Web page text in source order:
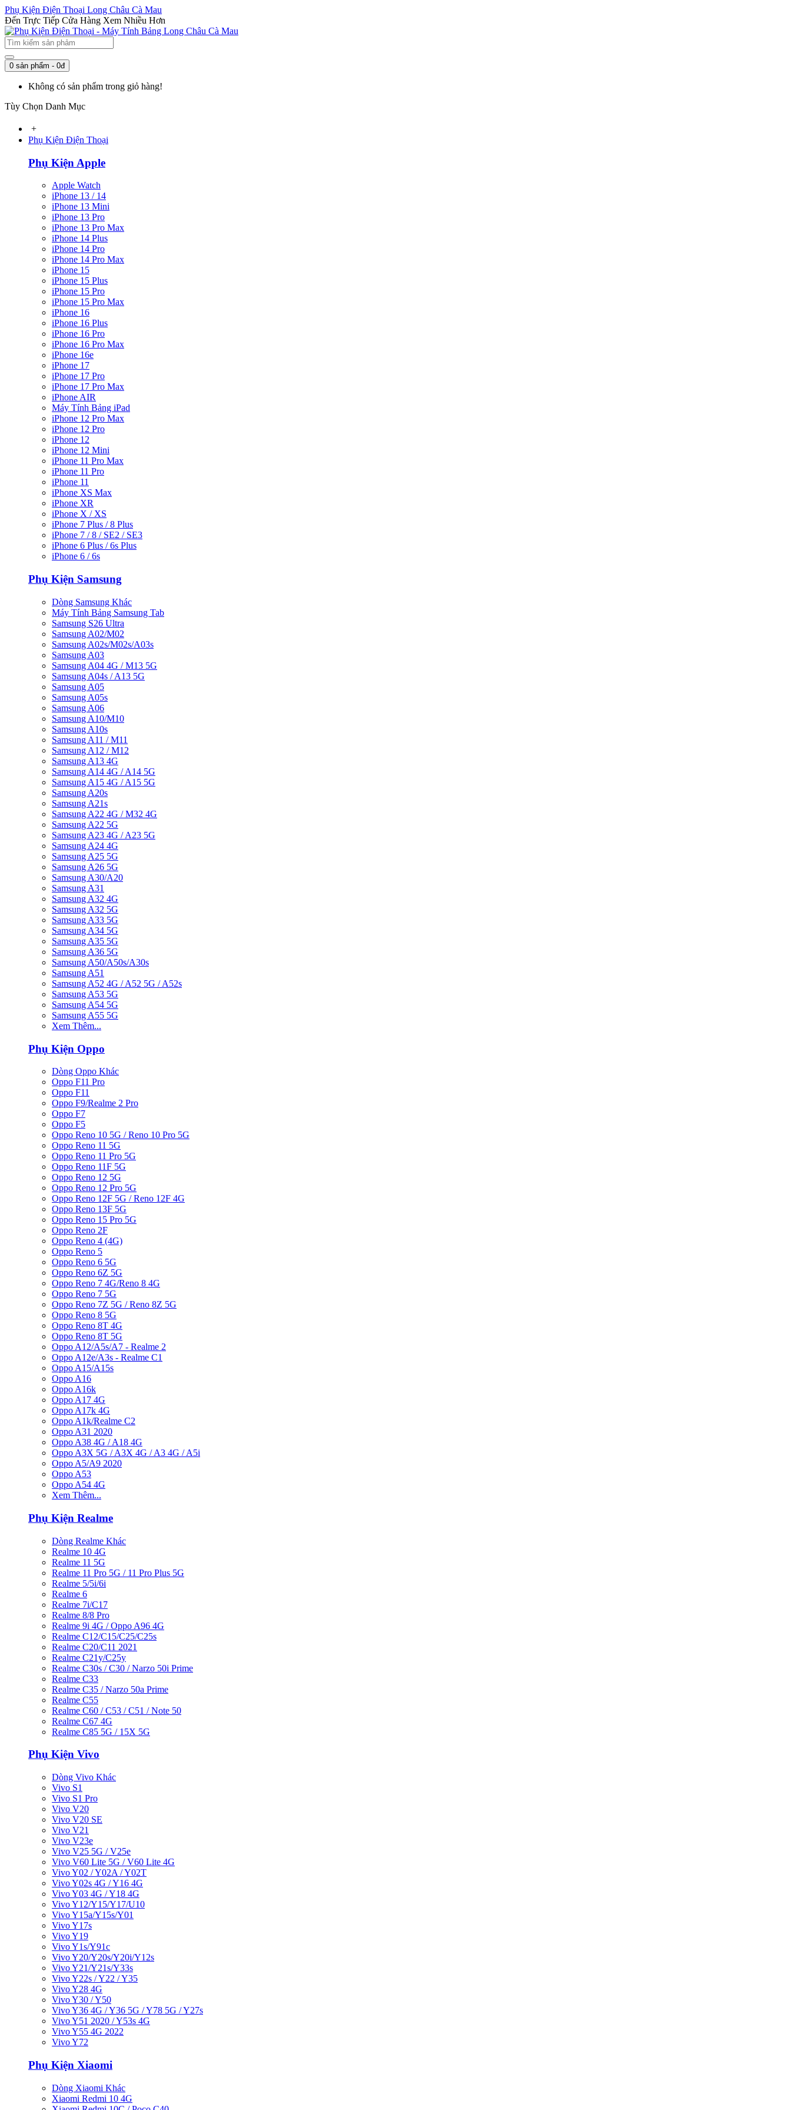
Phụ Kiện Điện Thoại Long Châu Cà Mau
Đến Trực Tiếp Cửa Hàng Xem Nhiều Hơn
0 sản phẩm - 0đ
Không có sản phẩm trong giỏ hàng!
Tùy Chọn Danh Mục
+
Phụ Kiện Điện Thoại
Phụ Kiện Apple
Apple Watch
iPhone 13 / 14
iPhone 13 Mini
iPhone 13 Pro
iPhone 13 Pro Max
iPhone 14 Plus
iPhone 14 Pro
iPhone 14 Pro Max
iPhone 15
iPhone 15 Plus
iPhone 15 Pro
iPhone 15 Pro Max
iPhone 16
iPhone 16 Plus
iPhone 16 Pro
iPhone 16 Pro Max
iPhone 16e
iPhone 17
iPhone 17 Pro
iPhone 17 Pro Max
iPhone AIR
Máy Tính Bảng iPad
iPhone 12 Pro Max
iPhone 12 Pro
iPhone 12
iPhone 12 Mini
iPhone 11 Pro Max
iPhone 11 Pro
iPhone 11
iPhone XS Max
iPhone XR
iPhone X / XS
iPhone 7 Plus / 8 Plus
iPhone 7 / 8 / SE2 / SE3
iPhone 6 Plus / 6s Plus
iPhone 6 / 6s
Phụ Kiện Samsung
Dòng Samsung Khác
Máy Tính Bảng Samsung Tab
Samsung S26 Ultra
Samsung A02/M02
Samsung A02s/M02s/A03s
Samsung A03
Samsung A04 4G / M13 5G
Samsung A04s / A13 5G
Samsung A05
Samsung A05s
Samsung A06
Samsung A10/M10
Samsung A10s
Samsung A11 / M11
Samsung A12 / M12
Samsung A13 4G
Samsung A14 4G / A14 5G
Samsung A15 4G / A15 5G
Samsung A20s
Samsung A21s
Samsung A22 4G / M32 4G
Samsung A22 5G
Samsung A23 4G / A23 5G
Samsung A24 4G
Samsung A25 5G
Samsung A26 5G
Samsung A30/A20
Samsung A31
Samsung A32 4G
Samsung A32 5G
Samsung A33 5G
Samsung A34 5G
Samsung A35 5G
Samsung A36 5G
Samsung A50/A50s/A30s
Samsung A51
Samsung A52 4G / A52 5G / A52s
Samsung A53 5G
Samsung A54 5G
Samsung A55 5G
Xem Thêm...
Phụ Kiện Oppo
Dòng Oppo Khác
Oppo F11 Pro
Oppo F11
Oppo F9/Realme 2 Pro
Oppo F7
Oppo F5
Oppo Reno 10 5G / Reno 10 Pro 5G
Oppo Reno 11 5G
Oppo Reno 11 Pro 5G
Oppo Reno 11F 5G
Oppo Reno 12 5G
Oppo Reno 12 Pro 5G
Oppo Reno 12F 5G / Reno 12F 4G
Oppo Reno 13F 5G
Oppo Reno 15 Pro 5G
Oppo Reno 2F
Oppo Reno 4 (4G)
Oppo Reno 5
Oppo Reno 6 5G
Oppo Reno 6Z 5G
Oppo Reno 7 4G/Reno 8 4G
Oppo Reno 7 5G
Oppo Reno 7Z 5G / Reno 8Z 5G
Oppo Reno 8 5G
Oppo Reno 8T 4G
Oppo Reno 8T 5G
Oppo A12/A5s/A7 - Realme 2
Oppo A12e/A3s - Realme C1
Oppo A15/A15s
Oppo A16
Oppo A16k
Oppo A17 4G
Oppo A17k 4G
Oppo A1k/Realme C2
Oppo A31 2020
Oppo A38 4G / A18 4G
Oppo A3X 5G / A3X 4G / A3 4G / A5i
Oppo A5/A9 2020
Oppo A53
Oppo A54 4G
Xem Thêm...
Phụ Kiện Realme
Dòng Realme Khác
Realme 10 4G
Realme 11 5G
Realme 11 Pro 5G / 11 Pro Plus 5G
Realme 5/5i/6i
Realme 6
Realme 7i/C17
Realme 8/8 Pro
Realme 9i 4G / Oppo A96 4G
Realme C12/C15/C25/C25s
Realme C20/C11 2021
Realme C21y/C25y
Realme C30s / C30 / Narzo 50i Prime
Realme C33
Realme C35 / Narzo 50a Prime
Realme C55
Realme C60 / C53 / C51 / Note 50
Realme C67 4G
Realme C85 5G / 15X 5G
Phụ Kiện Vivo
Dòng Vivo Khác
Vivo S1
Vivo S1 Pro
Vivo V20
Vivo V20 SE
Vivo V21
Vivo V23e
Vivo V25 5G / V25e
Vivo V60 Lite 5G / V60 Lite 4G
Vivo Y02 / Y02A / Y02T
Vivo Y02s 4G / Y16 4G
Vivo Y03 4G / Y18 4G
Vivo Y12/Y15/Y17/U10
Vivo Y15a/Y15s/Y01
Vivo Y17s
Vivo Y19
Vivo Y1s/Y91c
Vivo Y20/Y20s/Y20i/Y12s
Vivo Y21/Y21s/Y33s
Vivo Y22s / Y22 / Y35
Vivo Y28 4G
Vivo Y30 / Y50
Vivo Y36 4G / Y36 5G / Y78 5G / Y27s
Vivo Y51 2020 / Y53s 4G
Vivo Y55 4G 2022
Vivo Y72
Phụ Kiện Xiaomi
Dòng Xiaomi Khác
Xiaomi Redmi 10 4G